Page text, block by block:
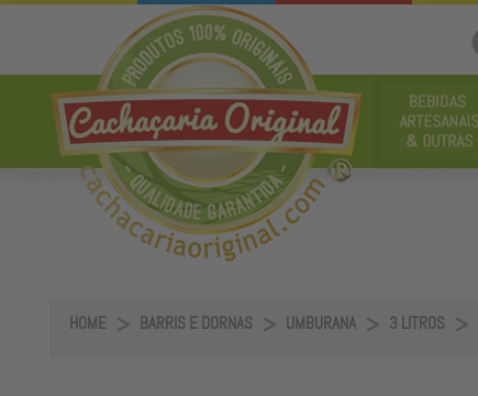
HOME BARRIS E DORNAS UMBURANA 3 LITROS